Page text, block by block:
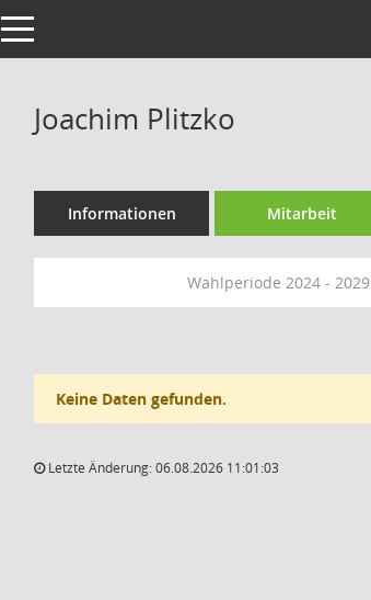
Toggle navigation
Joachim Plitzko
Informationen Mitarbeit
Wahlperiode 2024 - 2029
Keine Daten gefunden.
Letzte Änderung: 06.08.2026 11:01:03